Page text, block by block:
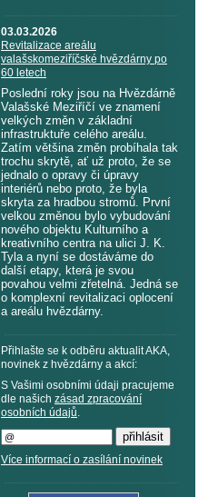
03.03.2026
Revitalizace areálu
valašskomeziříčské hvězdárny po
60 letech
Poslední roky jsou na Hvězdárně
Valašské Meziříčí ve znamení
velkých změn v základní
infrastruktuře celého areálu.
Zatím většina změn probíhala tak
trochu skrytě, ať už proto, že se
jednalo o opravy či úpravy
interiérů nebo proto, že byla
skryta za hradbou stromů. První
velkou změnou bylo vybudování
nového objektu Kulturního a
kreativního centra na ulici J. K.
Tyla a nyní se dostáváme do
další etapy, která je svou
povahou velmi zřetelná. Jedná se
o komplexní revitalizaci oplocení
a areálu hvězdárny.
Přihlašte se k odběru aktualit AKA,
novinek z hvězdárny a akcí:
S Vašimi osobními údaji pracujeme
dle našich zásad zpracování
osobních údajů.
Více informací o zasílání novinek